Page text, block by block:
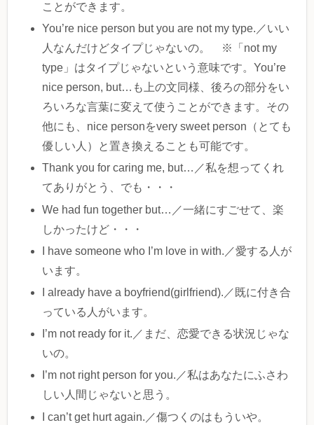
ことができます。
You’re nice person but you are not my type.／いい
人なんだけどタイプじゃないの。 ※「not my
type」はタイプじゃないという意味です。You’re
nice person, but…も上の文同様、後ろの部分をい
ろいろな言葉に変えて使うことができます。その
他にも、nice personをvery sweet person（とても
優しい人）と置き換えることも可能です。
Thank you for caring me, but…／私を想ってくれ
てありがとう、でも・・・
We had fun together but…／一緒にすごせて、楽
しかったけど・・・
I have someone who I’m love in with.／愛する人が
います。
I already have a boyfriend(girlfriend).／既に付き合
っている人がいます。
I’m not ready for it.／まだ、恋愛できる状況じゃな
いの。
I’m not right person for you.／私はあなたにふさわ
しい人間じゃないと思う。
I can’t get hurt again.／傷つくのはもういや。